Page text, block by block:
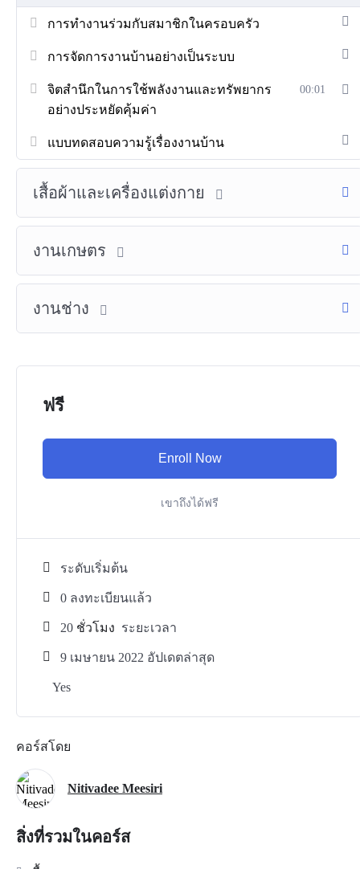
การทำงานร่วมกับสมาชิกในครอบครัว
การจัดการงานบ้านอย่างเป็นระบบ
จิตสำนึกในการใช้พลังงานและทรัพยากร
อย่างประหยัดคุ้มค่า
00:01
แบบทดสอบความรู้เรื่องงานบ้าน
เสื้อผ้าและเครื่องแต่งกาย
งานเกษตร
งานช่าง
ฟรี
Enroll Now
เขาถึงได้ฟรี
ระดับเริ่มต้น
0 ลงทะเบียนแล้ว
20 ชั่วโมง ระยะเวลา
9 เมษายน 2022 อัปเดตล่าสุด
Yes
คอร์สโดย
Nitivadee Meesiri
สิ่งที่รวมในคอร์ส